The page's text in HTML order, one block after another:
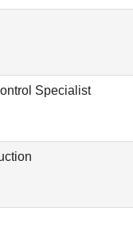
Specialist